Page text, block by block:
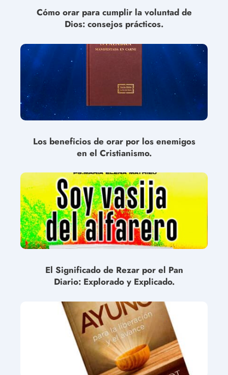
Cómo orar para cumplir la voluntad de
Dios: consejos prácticos.
Los beneficios de orar por los enemigos
en el Cristianismo.
El Significado de Rezar por el Pan
Diario: Explorado y Explicado.